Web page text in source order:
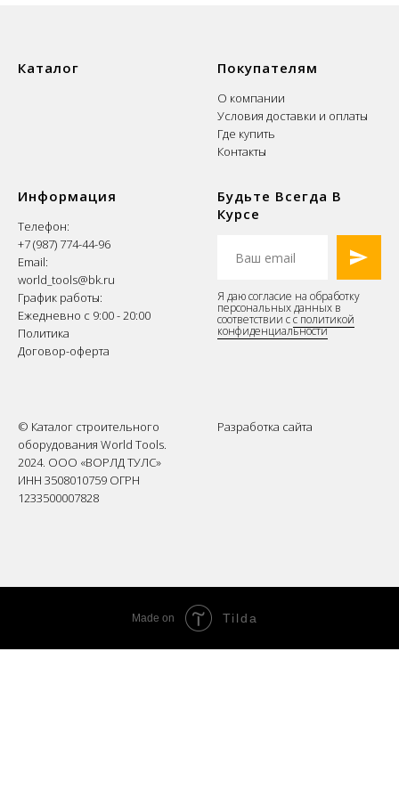
Каталог Покупателям
О компании
Условия доставки и оплаты
Где купить
Контакты
Информация
Телефон:
+7 (987) 774-44-96
Email:
world_tools@bk.ru
График работы:
Ежедневно с 9:00 - 20:00
Политика
Договор-оферта
Будьте Всегда В
Курсе
Я даю согласие на обработку
персональных данных в
соответствии сс политикой
конфиденциальности
© Каталог строительного
оборудования World Tools.
2024. ООО «ВОРЛД ТУЛС»
ИНН 3508010759 ОГРН
1233500007828
Разработка сайта
Made on Tilda